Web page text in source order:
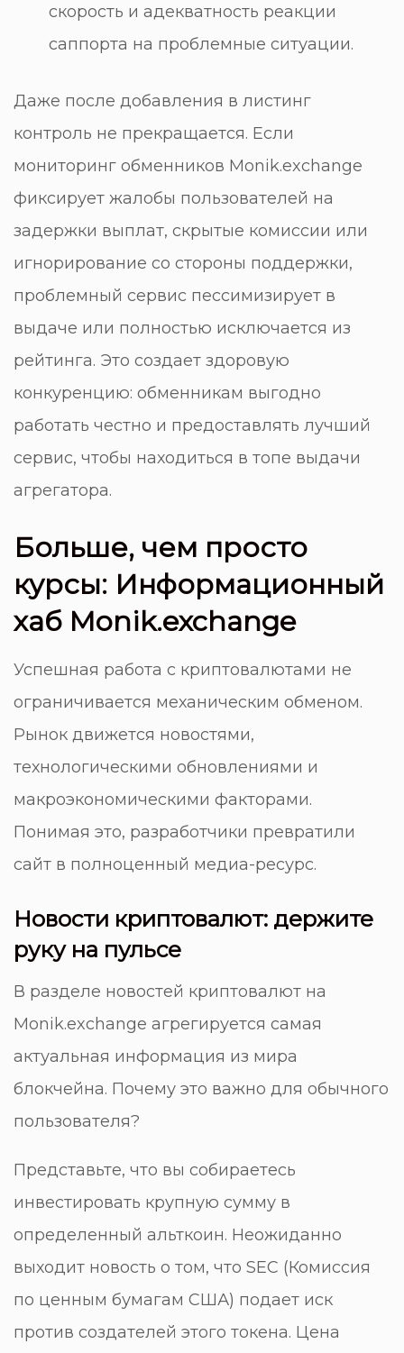
скорость и адекватность реакции
саппорта на проблемные ситуации.
Даже после добавления в листинг
контроль не прекращается. Если
мониторинг обменников Monik.exchange
фиксирует жалобы пользователей на
задержки выплат, скрытые комиссии или
игнорирование со стороны поддержки,
проблемный сервис пессимизирует в
выдаче или полностью исключается из
рейтинга. Это создает здоровую
конкуренцию: обменникам выгодно
работать честно и предоставлять лучший
сервис, чтобы находиться в топе выдачи
агрегатора.
Больше, чем просто
курсы: Информационный
хаб Monik.exchange
Успешная работа с криптовалютами не
ограничивается механическим обменом.
Рынок движется новостями,
технологическими обновлениями и
макроэкономическими факторами.
Понимая это, разработчики превратили
сайт в полноценный медиа-ресурс.
Новости криптовалют: держите
руку на пульсе
В разделе новостей криптовалют на
Monik.exchange агрегируется самая
актуальная информация из мира
блокчейна. Почему это важно для обычного
пользователя?
Представьте, что вы собираетесь
инвестировать крупную сумму в
определенный альткоин. Неожиданно
выходит новость о том, что SEC (Комиссия
по ценным бумагам США) подает иск
против создателей этого токена. Цена